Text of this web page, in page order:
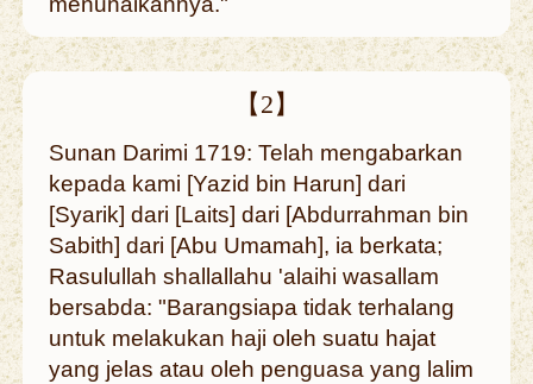
【2】
Sunan Darimi 1719: Telah mengabarkan
kepada kami [Yazid bin Harun] dari
[Syarik] dari [Laits] dari [Abdurrahman bin
Sabith] dari [Abu Umamah], ia berkata;
Rasulullah shallallahu 'alaihi wasallam
bersabda: "Barangsiapa tidak terhalang
untuk melakukan haji oleh suatu hajat
yang jelas atau oleh penguasa yang lalim